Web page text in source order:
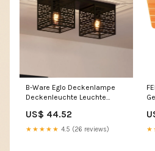
B-Ware Eglo Deckenlampe
Deckenleuchte Leuchte
Quaderschirme
Kabelbinderzange
US$ 44.52
★★★★★ 4.5 (26 reviews)